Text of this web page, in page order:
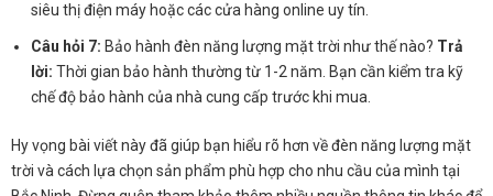
siêu thị điện máy hoặc các cửa hàng online uy tín.
Câu hỏi 7: Bảo hành đèn năng lượng mặt trời như thế nào? Trả
lời: Thời gian bảo hành thường từ 1-2 năm. Bạn cần kiểm tra kỹ
chế độ bảo hành của nhà cung cấp trước khi mua.
Hy vọng bài viết này đã giúp bạn hiểu rõ hơn về đèn năng lượng mặt
trời và cách lựa chọn sản phẩm phù hợp cho nhu cầu của mình tại